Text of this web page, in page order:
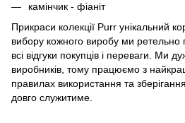
камінчик - фіаніт
Прикраси колекції Purr унікальний
вибору кожного виробу ми ретельно
всі відгуки покупців і переваги. Ми
виробників, тому працюємо з
правилах використання та
довго служитиме.